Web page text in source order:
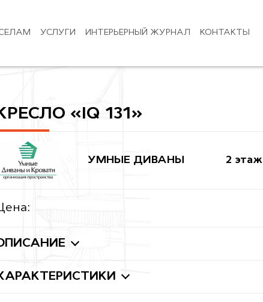
УСЛУГИ ИНТЕРЬЕРНЫЙ ЖУРНАЛ КОНТАКТЫ
«IQ 131»
УМНЫЕ ДИВАНЫ 2 этаж